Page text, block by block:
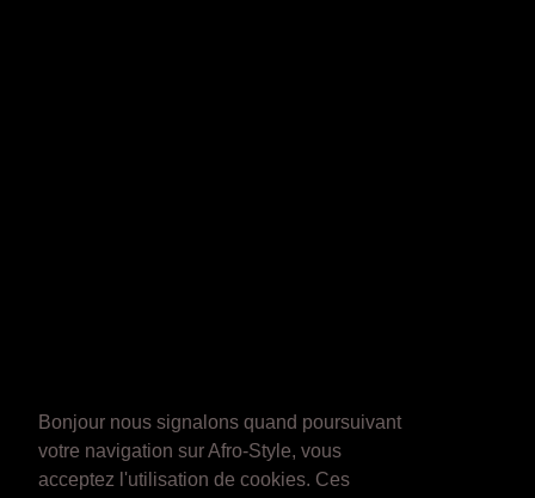
Bonjour nous signalons quand poursuivant
votre navigation sur Afro-Style, vous
acceptez l'utilisation de cookies. Ces